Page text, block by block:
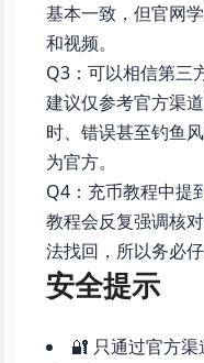
基本一致，但官网
和视频。
Q3：可以相信第三
建议仅参考官方渠
时、错误甚至钓鱼
为官方。
Q4：充币教程中提
教程会反复强调核
法找回，所以务必
安全提示
🔐 只通过官方